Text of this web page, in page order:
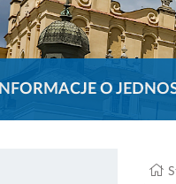
INFORMACJE O